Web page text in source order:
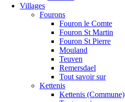
Villages
Fourons
Fouron le Comte
Fouron St Martin
Fouron St Pierre
Mouland
Teuven
Remersdael
Tout savoir sur
Kettenis
Kettenis (Commune)